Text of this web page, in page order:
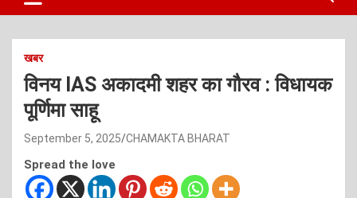
खबर
विनय IAS अकादमी शहर का गौरव : विधायक
पूर्णिमा साहू
September 5, 2025 CHAMAKTA BHARAT
Spread the love